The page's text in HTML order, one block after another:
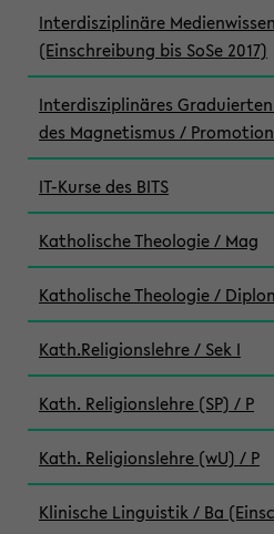
Interdisziplinäre
(Einschreibung bis SoSe 2017)
Interdisziplinäres
des Magnetismus / Promotion
IT-Kurse des BITS
Katholische Theologie / Mag
Katholische Theologie /
Kath.Religionslehre / Sek I
Kath. Religionslehre (SP) / P
Kath. Religionslehre (wU) / P
Klinische Linguistik / Ba